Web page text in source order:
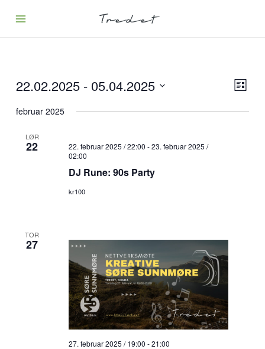
Velg
Liste
22.02.2025 - 05.04.2025
dato.
februar 2025
LØR
22 22. februar 2025 / 22:00 -23. februar 2025 /
02:00
DJ Rune: 90s Party
kr100
TOR
27
27. februar 2025 / 19:00 -21:00